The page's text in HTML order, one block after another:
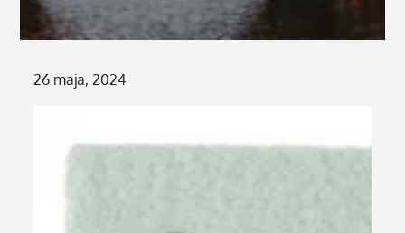
Posted
26 maja, 2024